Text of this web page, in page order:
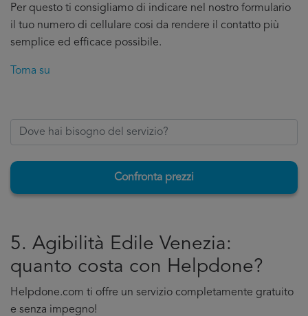
Per questo ti consigliamo di indicare nel nostro formulario
il tuo numero di cellulare cosi da rendere il contatto più
semplice ed efficace possibile.
Torna su
Confronta prezzi
5. Agibilità Edile Venezia:
quanto costa con Helpdone?
Helpdone.com ti offre un servizio completamente gratuito
e senza impegno!